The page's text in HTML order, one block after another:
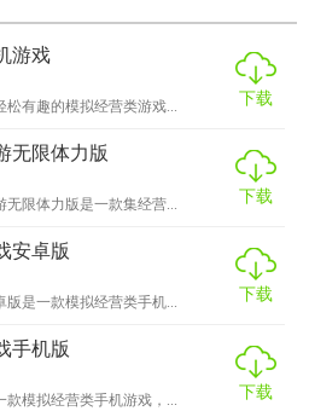
顾客反馈，调整经营策略。
】
种菜系和特色菜品，满足玩家研
自定义餐厅的装饰和布局，打造
】
游戏
松有趣的模拟经营类游戏...
下载
无限体力版
无限体力版是一款集经营...
下载
安卓版
版是一款模拟经营类手机...
下载
手机版
款模拟经营类手机游戏，...
下载